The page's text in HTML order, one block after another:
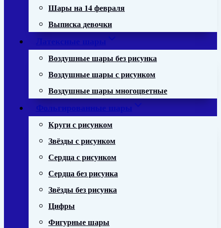
Шары на 14 февраля
Выписка девочки
Латексные шары
Воздушные шары без рисунка
Воздушные шары с рисунком
Воздушные шары многоцветные
Фольгированные шары
Круги с рисунком
Звёзды с рисунком
Сердца с рисунком
Сердца без рисунка
Звёзды без рисунка
Цифры
Фигурные шары